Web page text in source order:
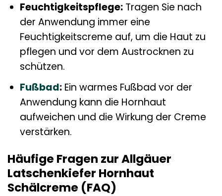
Feuchtigkeitspflege:Tragen Sie nach
der Anwendung immer eine
Feuchtigkeitscreme auf, um die Haut zu
pflegen und vor dem Austrocknen zu
schützen.
Fußbad:Ein warmes Fußbad vor der
Anwendung kann die Hornhaut
aufweichen und die Wirkung der Creme
verstärken.
Häufige Fragen zur Allgäuer
Latschenkiefer Hornhaut
Schälcreme (FAQ)